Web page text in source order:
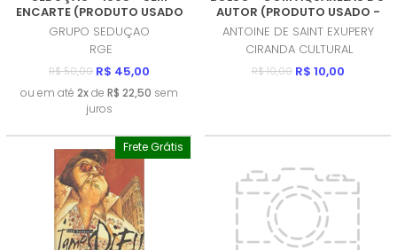
ENCARTE (PRODUTO USADO
- MUITO BOM)
GRUPO SEDUÇAO
RGE
R$ 50,00 R$ 45,00
ou em até 2xde R$ 22,50 sem
juros
AUTOR (PRODUTO USADO -
COMO NOVO)
ANTOINE DE SAINT EXUPERY
CIRANDA CULTURAL
R$ 10,00 R$ 10,00
Frete Grátis